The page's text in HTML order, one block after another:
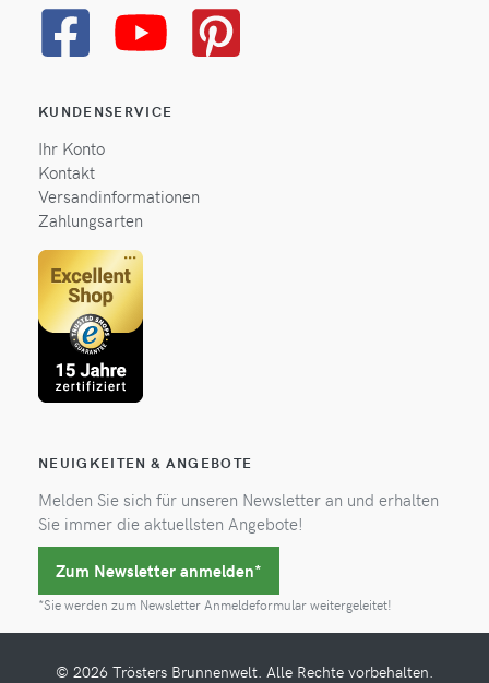
KUNDENSERVICE
Ihr Konto
Kontakt
Versandinformationen
Zahlungsarten
NEUIGKEITEN & ANGEBOTE
Melden Sie sich für unseren Newsletter an und erhalten
Sie immer die aktuellsten Angebote!
Zum Newsletter anmelden*
*Sie werden zum Newsletter Anmeldeformular weitergeleitet!
© 2026 Trösters Brunnenwelt. Alle Rechte vorbehalten.